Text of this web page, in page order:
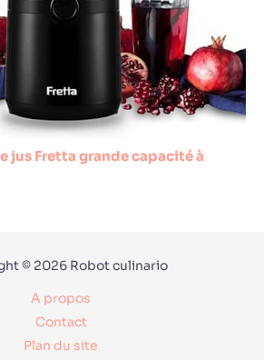
jus Fretta grande capacité à
© 2026 Robot culinario
A propos
Contact
Plan du site